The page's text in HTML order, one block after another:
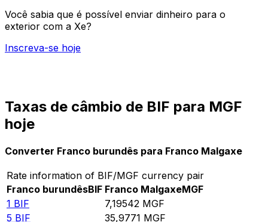
Você sabia que é possível enviar dinheiro para o
exterior com a Xe?
Inscreva-se hoje
Taxas de câmbio de BIF para MGF
hoje
Converter Franco burundês para Franco Malgaxe
Rate information of BIF/MGF currency pair
Franco burundêsBIF Franco MalgaxeMGF
1 BIF 7,19542 MGF
5 BIF 35,9771 MGF